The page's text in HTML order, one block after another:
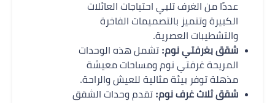
عددًا من الغرف تلبي احتياجات العائلات
الكبيرة وتتميز بالتصميمات الفاخرة
والتشطيبات العصرية.
شقق بغرفتي نوم: تشمل هذه الوحدات
المريحة غرفتي نوم ومساحات معيشة
مذهلة توفر بيئة مثالية للعيش والراحة.
شقق ثلاث غرف نوم: تقدم وحدات الشقق